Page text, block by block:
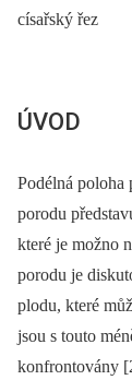
císařský řez
ÚVOD
Podélná poloha
porodu
které je možno
porodu je
plodu, které
jsou s touto
konfrontovány